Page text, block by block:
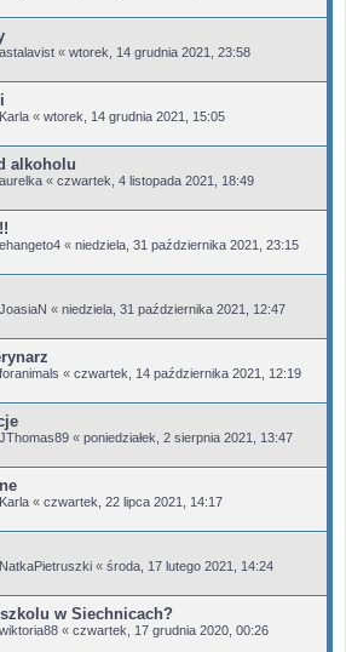
astalavist « wtorek, 14 grudnia 2021, 23:58
Karla « wtorek, 14 grudnia 2021, 15:05
alkoholu
aurelka « czwartek, 4 listopada 2021, 18:49
ehangeto4 « niedziela, 31 października 2021, 23:15
JoasiaN « niedziela, 31 października 2021, 12:47
foranimals « czwartek, 14 października 2021, 12:19
JThomas89 « poniedziałek, 2 sierpnia 2021, 13:47
Karla « czwartek, 22 lipca 2021, 14:17
NatkaPietruszki « środa, 17 lutego 2021, 14:24
w Siechnicach?
wiktoria88 « czwartek, 17 grudnia 2020, 00:26